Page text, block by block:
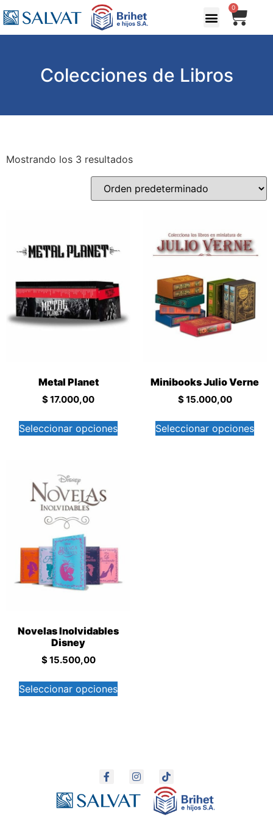
0
Colecciones de Libros
Mostrando los 3 resultados
Metal Planet
$17.000,00
Seleccionar opciones
Minibooks Julio Verne
$15.000,00
Seleccionar opciones
Novelas Inolvidables
Disney
$15.500,00
Seleccionar opciones